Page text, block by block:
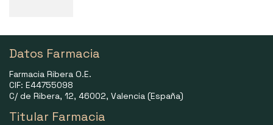
Datos Farmacia
Farmacia Ribera O.E.
CIF: E44755098
C/ de Ribera, 12, 46002, Valencia (España)
Titular Farmacia